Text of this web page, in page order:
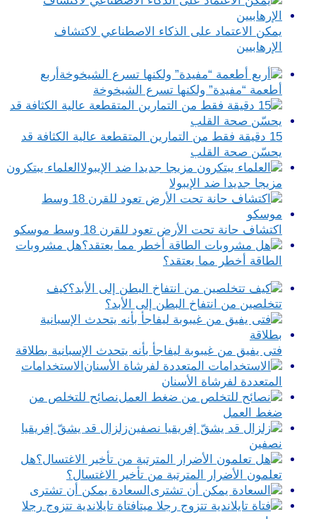
يمكن الاعتماد على الذكاء الاصطناعي لاكتشاف
الإرهابيين
أربع
أطعمة “مفيدة” ولكنها تسرع الشيخوخة
15 دقيقة فقط من التمارين المتقطعة عالية الكثافة قد
يحسّن صحة القلب
العلماء يبتكرون
مزيجا جديدا ضد الإيبولا
اكتشاف حانة تحت الأرض تعود للقرن 18 وسط موسكو
هل مشروبات
الطاقة أخطر مما يعتقد؟
كيف
تتخلصين من انتفاخ البطن إلى الأبد؟
فتى يفيق من غيبوبة ليفاجأ بأنه يتحدث الإسبانية بطلاقة
الاستخدامات
المتعددة لفرشاة الأسنان
نصائح للتخلص من
ضغط العمل
زلزال قد يشقّ إفريقيا
نصفين
هل
تعلمون الأضرار المترتبة من تأخير الاغتسال؟
السعادة يمكن أن تشترى
فتاة تايلاندية تتزوج رجلا